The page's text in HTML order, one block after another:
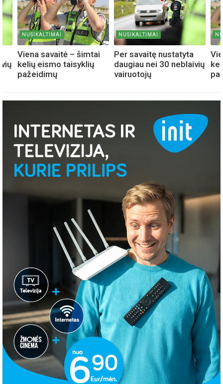
NUSIKALTIMAI
Viena savaitė – šimtai
kelių eismo taisyklių
pažeidimų
NUSIKALTIMAI
Per savaitę nustatyta
daugiau nei 30 neblaivių
vairuotojų